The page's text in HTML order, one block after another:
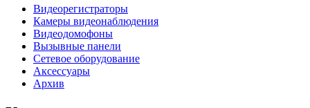
Видеорегистраторы
Камеры видеонаблюдения
Видеодомофоны
Вызывные панели
Сетевое оборудование
Аксессуары
Архив